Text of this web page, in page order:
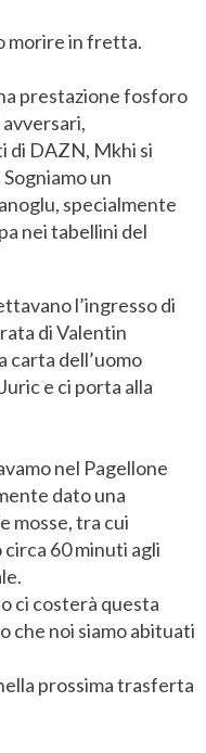
morire in fretta.
prestazione fosforo
di DAZN, Mkhi si
un
specialmente
nei tabellini del
l’ingresso di
di Valentin
carta dell’uomo
e ci porta alla
nel Pagellone
dato una
mosse, tra cui
60 minuti agli
ci costerà questa
che noi siamo abituati
prossima trasferta